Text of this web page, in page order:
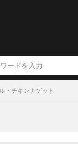
・チキンナゲット